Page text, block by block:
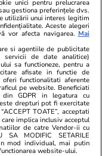
16:19
unici pentru prelucrarea
gestiona preferințele dvs.
utilizării unui interes legitim
Aceste alegeri
vor afecta navigarea. Mai
si agentiile de publicitate
servicii de date analitice)
sa functioneze, pentru a
afisate in functie de
functionalitati aferente
pe website. Beneficiati
GDPR in legatura cu
drepturi pot fi exercitate
TOATE”, acceptati
implica inclusiv acceptul
de catre Vendor-ii cu
MODIFIC SETARILE
mod individual, mai putin
website-ului.